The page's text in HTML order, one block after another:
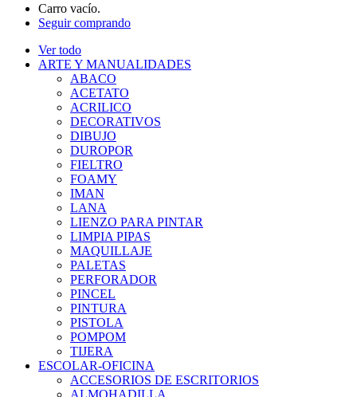
Carro vacío.
Seguir comprando
Ver todo
ARTE Y MANUALIDADES
ABACO
ACETATO
ACRILICO
DECORATIVOS
DIBUJO
DUROPOR
FIELTRO
FOAMY
IMAN
LANA
LIENZO PARA PINTAR
LIMPIA PIPAS
MAQUILLAJE
PALETAS
PERFORADOR
PINCEL
PINTURA
PISTOLA
POMPOM
TIJERA
ESCOLAR-OFICINA
ACCESORIOS DE ESCRITORIOS
ALMOHADILLA